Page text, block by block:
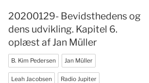
20200129- Bevidsthedens og
dens udvikling. Kapitel 6.
oplæst af Jan Müller
B. Kim Pedersen Jan Müller
Leah Jacobsen Radio Jupiter